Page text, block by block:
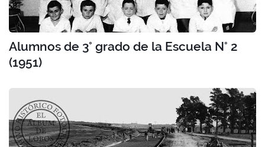
Alumnos de 3° grado de la Escuela N° 2
(1951)